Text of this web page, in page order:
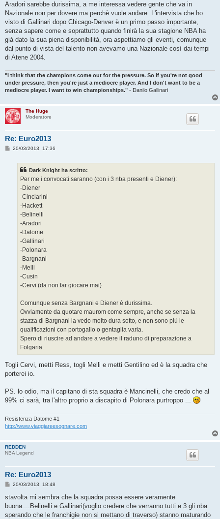
Aradori sarebbe durissima, a me interessa vedere gente che va in
Nazionale non per dovere ma perchè vuole andare. L'intervista che ho
visto di Gallinari dopo Chicago-Denver è un primo passo importante,
senza sapere come e soprattutto quando finirà la sua stagione NBA ha
già dato la sua piena disponibilità, ora aspettiamo gli eventi, comunque
dal punto di vista del talento non avevamo una Nazionale così dai tempi
di Atene 2004.
"I think that the champions come out for the pressure. So if you're not good
under pressure, then you're just a mediocre player. And I don't want to be a
mediocre player. I want to win championships." - Danilo Gallinari
The Huge
Moderatore
Re: Euro2013
M20/03/2013, 17:36
Dark Knight ha scritto:
Per me i convocati saranno (con i 3 nba presenti e Diener):
-Diener
-Cinciarini
-Hackett
-Belinelli
-Aradori
-Datome
-Gallinari
-Polonara
-Bargnani
-Melli
-Cusin
-Cervi (da non far giocare mai)
Comunque senza Bargnani e Diener è durissima.
Ovviamente da quotare maurom come sempre, anche se senza la
stazza di Bargnani la vedo molto dura sotto, e non sono più le
qualificazioni con portogallo o gentaglia varia.
Spero di riuscire ad andare a vedere il raduno di preparazione a
Folgaria.
Togli Cervi, metti Ress, togli Melli e metti Gentilino ed è la squadra che
porterei io.
PS. lo odio, ma il capitano di sta squadra è Mancinelli, che credo che al
99% ci sarà, tra l'altro proprio a discapito di Polonara purtroppo ...
Resistenza Datome #1
http://www.viaggiareesognare.com
REDDEN
NBA Legend
Re: Euro2013
M
s
a
g
20/03/2013, 18:48
stavolta mi sembra che la squadra possa essere veramente
buona....Belinelli e Gallinari(voglio credere che verranno tutti e 3 gli nba
sperando che le franchigie non si mettano di traverso) stanno maturando